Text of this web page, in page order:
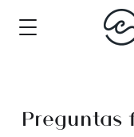
Preguntas